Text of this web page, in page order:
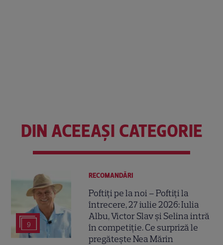
DIN ACEEAȘI CATEGORIE
9
RECOMANDĂRI
Poftiți pe la noi – Poftiți la
întrecere, 27 iulie 2026: Iulia
Albu, Victor Slav și Selina intră
în competiție. Ce surpriză le
pregătește Nea Mărin